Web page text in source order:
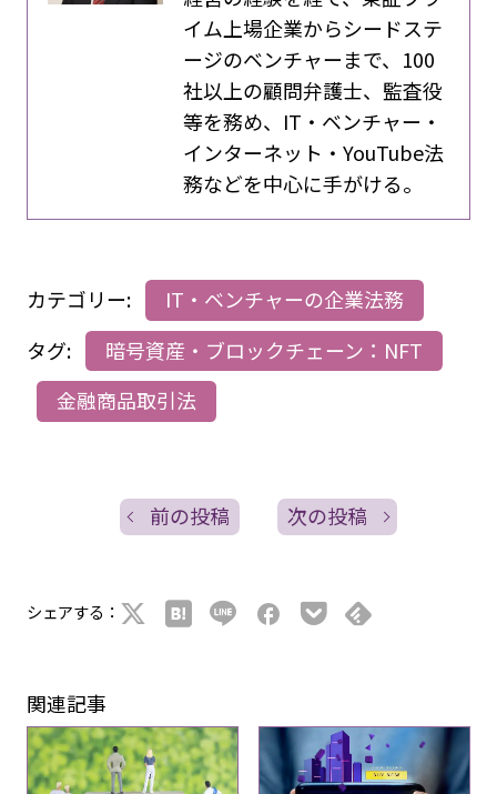
イム上場企業からシードステ
ージのベンチャーまで、100
社以上の顧問弁護士、監査役
等を務め、IT・ベンチャー・
インターネット・YouTube法
務などを中心に手がける。
カテゴリー:
IT・ベンチャーの企業法務
タグ:
暗号資産・ブロックチェーン：NFT
金融商品取引法
前の投稿 次の投稿
シェアする：
関連記事